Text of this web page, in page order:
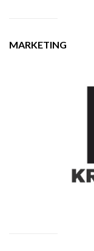
MARKETING